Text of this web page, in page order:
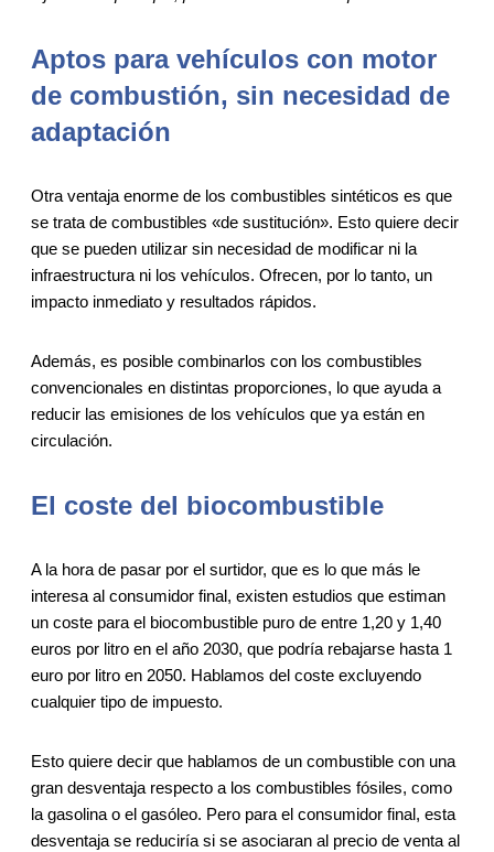
Aptos para vehículos con motor
de combustión, sin necesidad de
adaptación
Otra ventaja enorme de los combustibles sintéticos es que
se trata de combustibles «de sustitución». Esto quiere decir
que se pueden utilizar sin necesidad de modificar ni la
infraestructura ni los vehículos. Ofrecen, por lo tanto, un
impacto inmediato y resultados rápidos.
Además, es posible combinarlos con los combustibles
convencionales en distintas proporciones, lo que ayuda a
reducir las emisiones de los vehículos que ya están en
circulación.
El coste del biocombustible
A la hora de pasar por el surtidor, que es lo que más le
interesa al consumidor final, existen estudios que estiman
un coste para el biocombustible puro de entre 1,20 y 1,40
euros por litro en el año 2030, que podría rebajarse hasta 1
euro por litro en 2050. Hablamos del coste excluyendo
cualquier tipo de impuesto.
Esto quiere decir que hablamos de un combustible con una
gran desventaja respecto a los combustibles fósiles, como
la gasolina o el gasóleo. Pero para el consumidor final, esta
desventaja se reduciría si se asociaran al precio de venta al